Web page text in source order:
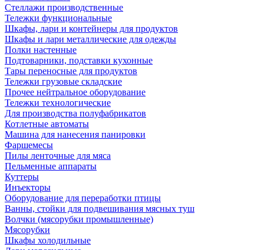
Стеллажи производственные
Тележки функциональные
Шкафы, лари и контейнеры для продуктов
Шкафы и лари металлические для одежды
Полки настенные
Подтоварники, подставки кухонные
Тары переносные для продуктов
Тележки грузовые складские
Прочее нейтральное оборудование
Тележки технологические
Для производства полуфабрикатов
Котлетные автоматы
Машина для нанесения панировки
Фаршемесы
Пилы ленточные для мяса
Пельменные аппараты
Куттеры
Инъекторы
Оборудование для переработки птицы
Ванны, стойки для подвешивания мясных туш
Волчки (мясорубки промышленные)
Мясорубки
Шкафы холодильные